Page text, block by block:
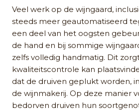
Veel werk op de wijngaard,
steeds meer geautomatiseerd
een deel van het oogsten
de hand en bij sommige
zelfs volledig handmatig. Dit
kwaliteitscontrole kan
dat de druiven geplukt worden,
de wijnmakerij. Op deze manier
bedorven druiven hun